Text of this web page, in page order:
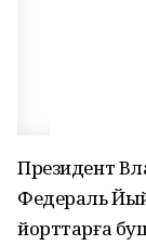
Президент
Федераль
йорттарға